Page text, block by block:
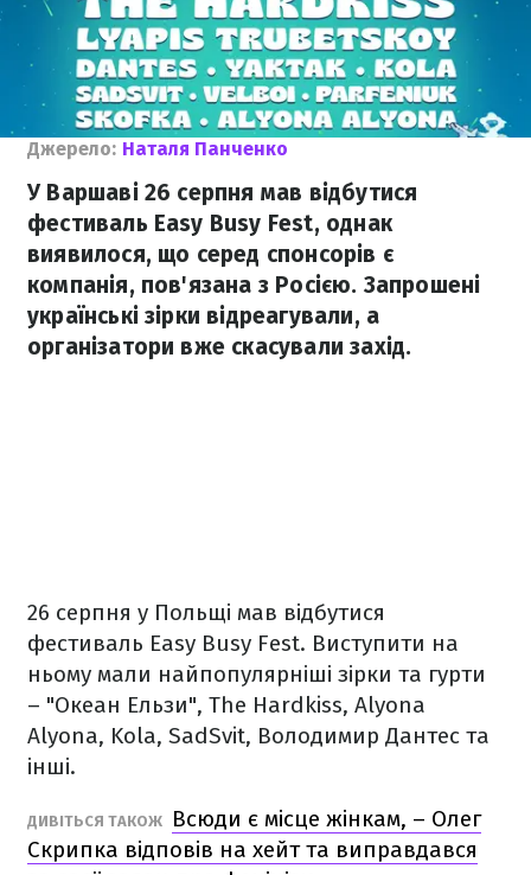
Джерело: Наталя Панченко
У Варшаві 26 серпня мав відбутися
фестиваль Easy Busy Fest, однак
виявилося, що серед спонсорів є
компанія, пов'язана з Росією. Запрошені
українські зірки відреагували, а
організатори вже скасували захід.
26 серпня у Польщі мав відбутися
фестиваль Easy Busy Fest. Виступити на
ньому мали найпопулярніші зірки та гурти
– "Океан Ельзи", The Hardkiss, Alyona
Alyona, Kola, SadSvit, Володимир Дантес та
інші.
ДИВІТЬСЯ ТАКОЖ
Всюди є місце жінкам, – Олег
Скрипка відповів на хейт та виправдався